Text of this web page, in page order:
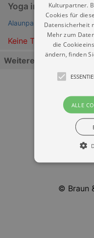
Yoga im Alaunpark
Alaunpark Dresden
Keine Termine
Weitere Informationen
© Braun
Kulturpartner.
Cookies für
Datensicherheit
Mehr zum
die
ändern, finden
ALLE